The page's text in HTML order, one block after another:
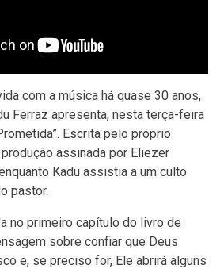
com a música há quase 30 anos,
Ferraz apresenta, nesta terça-feira
Escrita pelo próprio
assinada por Eliezer
Kadu assistia a um culto
pastor.
no primeiro capítulo do livro de
sobre confiar que Deus
e, se preciso for, Ele abrirá alguns